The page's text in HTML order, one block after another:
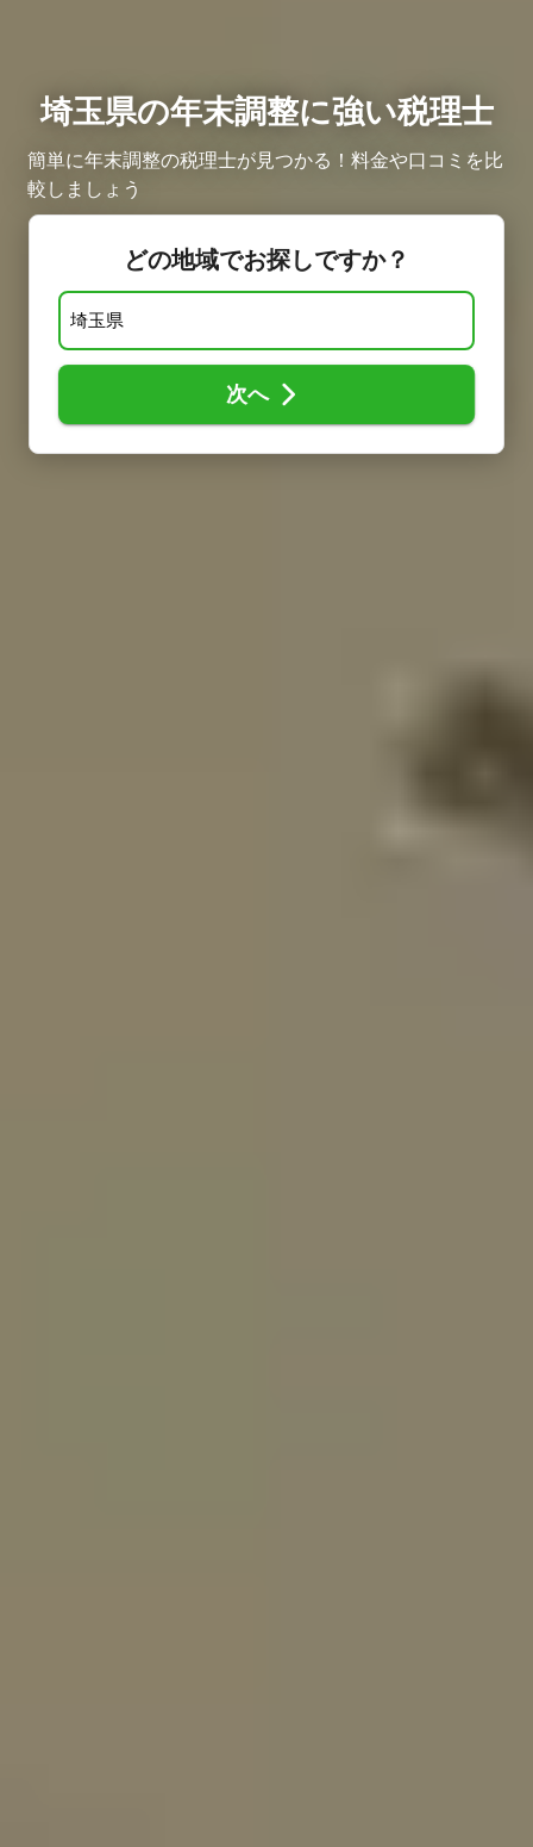
埼玉県の年末調整に強い税理士
簡単に年末調整の税理士が見つかる！料金や口コミを比
較しましょう ​
どの地域でお探しですか？
次へ